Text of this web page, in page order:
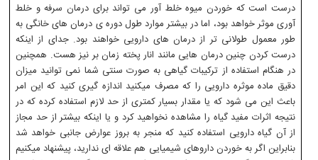
درست است که خوردن میوه خلط آور می تواند برای درمان سرفه و خلط
آوری موثر خواهد بود، اما در بیشتر موارد طول دوره ی درمان های خانگی به
طور معمول طولانی تر از درمان های دارویی خواهند بود. جدای از اینکه
درست کردن چنین درمان هایی مانند انار پخته زمان بر نیز هست. همچنین
در هنگام استفاده از ترکیبات گیاهی به صورت سنتی شما نمی توانید میزان
دقیق ماده موثره دارویی را که مصرف میکنید اندازه گیری کنید که این امر
باعث این می شود که یا مقدار بسیار کمتری از حد لازم استفاده کرده که در
نتیجه اثرات مفید گیاه را مشاهده نخواهید کرد و یا اینکه بیشتر از حد مجاز
از آن گیاه دارویی استفاده کنید که منجر به بروز عوارض جانبی خواهد شد
بنابراین اگر به خوردن داروهای شیمیایی هم علاقه ای ندارید، پیشنهاد میکنیم